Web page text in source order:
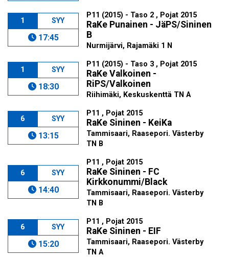
1 SYY
17:45
P11 (2015) - Taso 2 , Pojat 2015
RaKe Punainen - JäPS/Sininen
B
Nurmijärvi, Rajamäki 1 N
1 SYY
18:30
P11 (2015) - Taso 3 , Pojat 2015
RaKe Valkoinen -
RiPS/Valkoinen
Riihimäki, Keskuskenttä TN A
6 SYY
13:15
P11 , Pojat 2015
RaKe Sininen - KeiKa
Tammisaari, Raasepori. Västerby
TN B
6 SYY
14:40
P11 , Pojat 2015
RaKe Sininen - FC
Kirkkonummi/Black
Tammisaari, Raasepori. Västerby
TN B
6 SYY
15:20
P11 , Pojat 2015
RaKe Sininen - EIF
Tammisaari, Raasepori. Västerby
TN A